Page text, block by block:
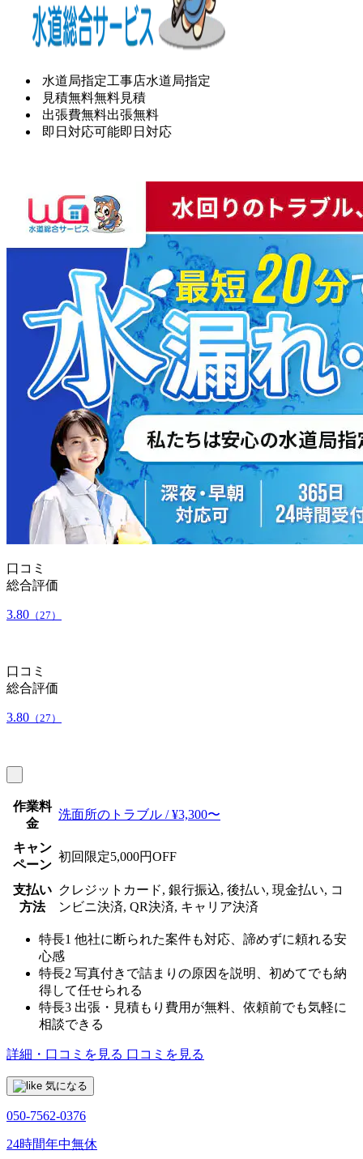
水道局指定工事店水道局指定
見積無料無料見積
出張費無料出張無料
即日対応可能即日対応
口コミ
総合評価
3.80 （27）
口コミ
総合評価
3.80 （27）
作業料
金
洗面所のトラブル / ¥3,300〜
キャン
ペーン
初回限定5,000円OFF
支払い
方法
クレジットカード, 銀行振込, 後払い, 現金払い, コ
ンビニ決済, QR決済, キャリア決済
特長1 他社に断られた案件も対応、諦めずに頼れる安
心感
特長2 写真付きで詰まりの原因を説明、初めてでも納
得して任せられる
特長3 出張・見積もり費用が無料、依頼前でも気軽に
相談できる
詳細・口コミを見る 口コミを見る
気になる
050-7562-0376
24時間年中無休